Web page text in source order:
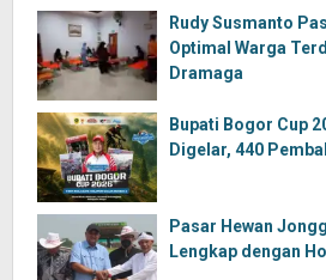
Rudy Susmanto
Optimal Warga
Dramaga
Bupati Bogor Cup
Digelar, 440
Pasar Hewan
Lengkap dengan